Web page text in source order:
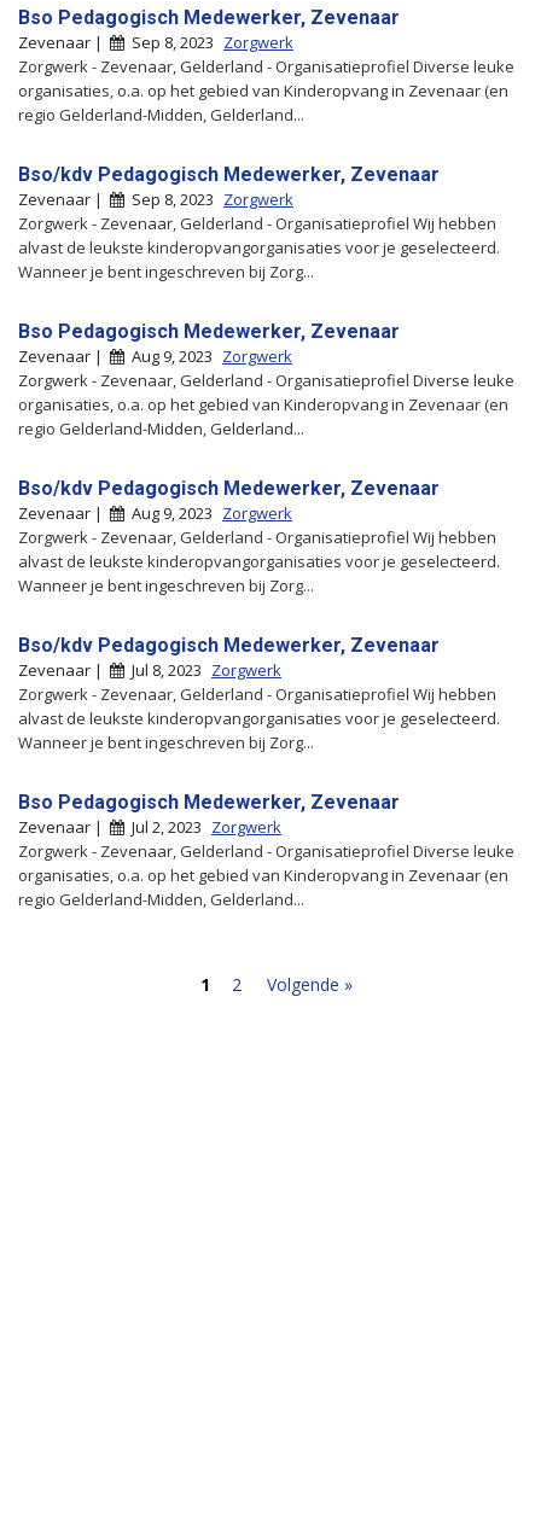
Bso Pedagogisch Medewerker, Zevenaar
Zevenaar | Sep 8, 2023 Zorgwerk
Zorgwerk - Zevenaar, Gelderland - Organisatieprofiel Diverse leuke
organisaties, o.a. op het gebied van Kinderopvang in Zevenaar (en
regio Gelderland-Midden, Gelderland...
Bso/kdv Pedagogisch Medewerker, Zevenaar
Zevenaar | Sep 8, 2023 Zorgwerk
Zorgwerk - Zevenaar, Gelderland - Organisatieprofiel Wij hebben
alvast de leukste kinderopvangorganisaties voor je geselecteerd.
Wanneer je bent ingeschreven bij Zorg...
Bso Pedagogisch Medewerker, Zevenaar
Zevenaar | Aug 9, 2023 Zorgwerk
Zorgwerk - Zevenaar, Gelderland - Organisatieprofiel Diverse leuke
organisaties, o.a. op het gebied van Kinderopvang in Zevenaar (en
regio Gelderland-Midden, Gelderland...
Bso/kdv Pedagogisch Medewerker, Zevenaar
Zevenaar | Aug 9, 2023 Zorgwerk
Zorgwerk - Zevenaar, Gelderland - Organisatieprofiel Wij hebben
alvast de leukste kinderopvangorganisaties voor je geselecteerd.
Wanneer je bent ingeschreven bij Zorg...
Bso/kdv Pedagogisch Medewerker, Zevenaar
Zevenaar | Jul 8, 2023 Zorgwerk
Zorgwerk - Zevenaar, Gelderland - Organisatieprofiel Wij hebben
alvast de leukste kinderopvangorganisaties voor je geselecteerd.
Wanneer je bent ingeschreven bij Zorg...
Bso Pedagogisch Medewerker, Zevenaar
Zevenaar | Jul 2, 2023 Zorgwerk
Zorgwerk - Zevenaar, Gelderland - Organisatieprofiel Diverse leuke
organisaties, o.a. op het gebied van Kinderopvang in Zevenaar (en
regio Gelderland-Midden, Gelderland...
1 2 Volgende »